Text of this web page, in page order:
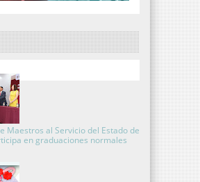
Maestros al Servicio del Estado de
en graduaciones normales